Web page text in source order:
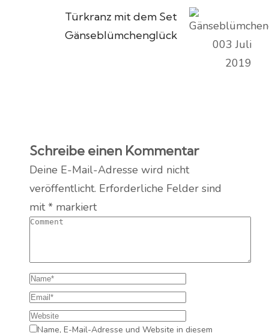
Türkranz mit dem Set
Gänseblümchenglück
Schreibe einen Kommentar
Deine E-Mail-Adresse wird nicht
veröffentlicht. Erforderliche Felder sind
mit* markiert
Name, E-Mail-Adresse und Website in diesem